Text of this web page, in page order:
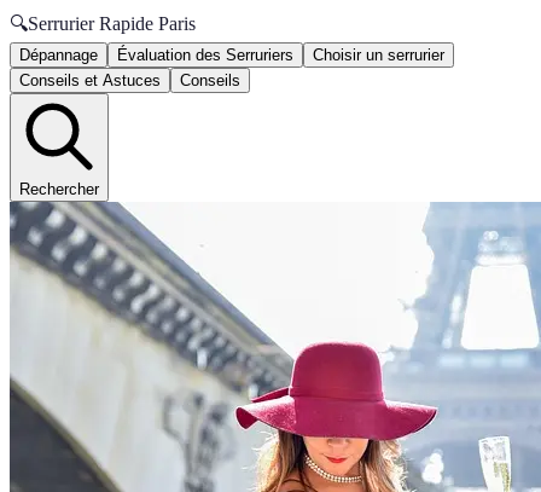
🔍Serrurier Rapide Paris
Dépannage Évaluation des Serruriers
Choisir un serrurier
Conseils et Astuces
Conseils
Rechercher